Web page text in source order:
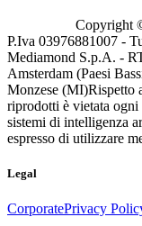
Copyright
P.Iva 03976881007 -
Mediamond S.p.A. -
Amsterdam (Paesi
Monzese (MI)Rispetto
riprodotti è vietata ogni
sistemi di intelligenza
espresso di utilizzare
Legal
CorporatePrivacy